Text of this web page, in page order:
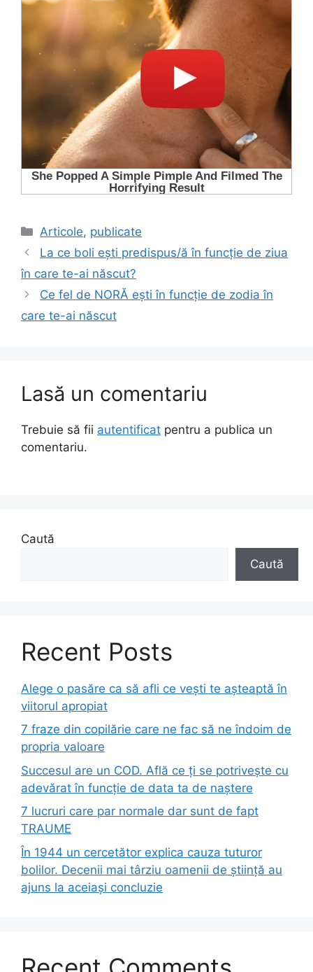
Categorii
Articole, publicate
La ce boli ești predispus/ă în funcție de ziua
în care te-ai născut?
Ce fel de NORĂ ești în funcție de zodia în
care te-ai născut
Lasă un comentariu
Trebuie să fii autentificat pentru a publica un
comentariu.
Caută
Caută
Recent Posts
Alege o pasăre ca să afli ce vești te așteaptă în
viitorul apropiat
7 fraze din copilărie care ne fac să ne îndoim de
propria valoare
Succesul are un COD. Află ce ți se potrivește cu
adevărat în funcție de data ta de naștere
7 lucruri care par normale dar sunt de fapt
TRAUME
În 1944 un cercetător explica cauza tuturor
bolilor. Decenii mai târziu oamenii de știință au
ajuns la aceiași concluzie